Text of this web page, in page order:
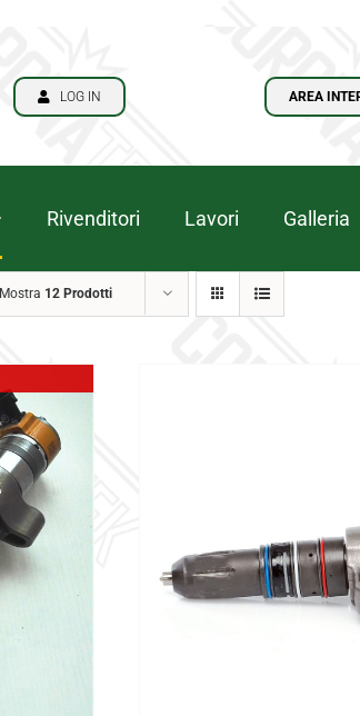
LOG IN AREA
Rivenditori Lavori Galleria
Mostra 12 Prodotti